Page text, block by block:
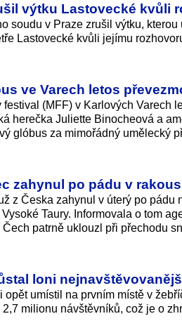
výtku Lastovecké kvůli
soudu v Praze zrušil výtku,
Lastovecké kvůli jejímu
ve Varech letos
festival (MFF) v Karlových Varech
herečka Juliette Binocheová a
glóbus za mimořádný umělecký
zahynul po pádu v
z Česka zahynul v úterý po
Taury. Informovala o tom
patrně uklouzl při přechodu
loni
opět umístil na prvním místě v
milionu návštěvníků, což je o